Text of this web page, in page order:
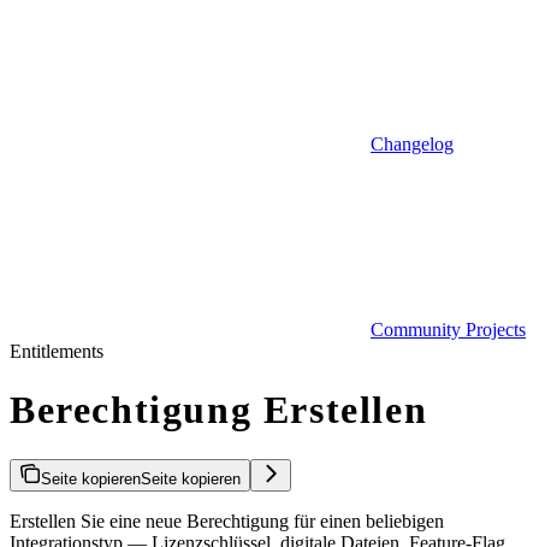
Changelog
Community Projects
Entitlements
Berechtigung Erstellen
Seite kopierenSeite kopieren
Erstellen Sie eine neue Berechtigung für einen beliebigen
Integrationstyp — Lizenzschlüssel, digitale Dateien, Feature-Flag,